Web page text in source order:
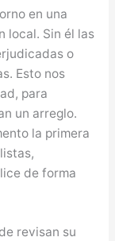
en una
local. Sin él las
o
Esto nos
para
un arreglo.
la primera
de forma
revisan su